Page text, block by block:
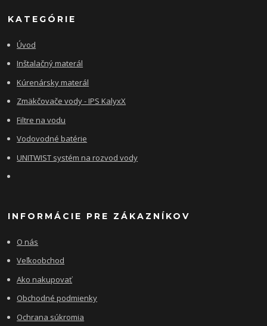
KATEGÓRIE
Úvod
Inštalačný materál
Kúrenársky materál
Zmäkčovače vody - IPS KalyxX
Filtre na vodu
Vodovodné batérie
UNITWIST systém na rozvod vody
INFORMÁCIE PRE ZÁKAZNÍKOV
O nás
Veľkoobchod
Ako nakupovať
Obchodné podmienky
Ochrana súkromia